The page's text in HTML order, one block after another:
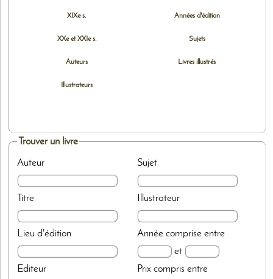
XIXe s.
XXe et XXIe s.
Auteurs
Illustrateurs
Années d'édition
Sujets
Livres illustrés
Trouver un livre
Auteur
Titre
Lieu d'édition
Editeur
Sujet
Illustrateur
Annéecomprise entre
et
Prixcompris entre